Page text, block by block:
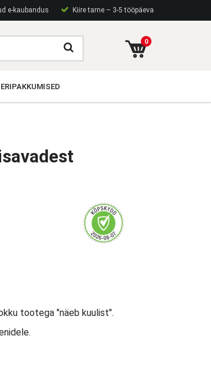
e-kaubandus Kiire tarne – 3-5 tööpäeva
0
ERIPAKKUMISED
tootega "näeb kuulist".